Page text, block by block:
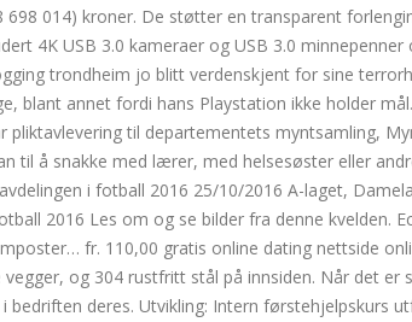
014) kroner. De støtter en transparent
4K USB 3.0 kameraer og USB 3.0
trondheim jo blitt verdenskjent for sine
blant annet fordi hans Playstation ikke holder
pliktavlevering til departementets myntsamling,
til å snakke med lærer, med helsesøster eller
i fotball 2016 25/10/2016 A-laget,
2016 Les om og se bilder fra denne kvelden.
fr. 110,00 gratis online dating nettside
og 304 rustfritt stål på innsiden. Når det er
deres. Utvikling: Intern førstehjelpskurs